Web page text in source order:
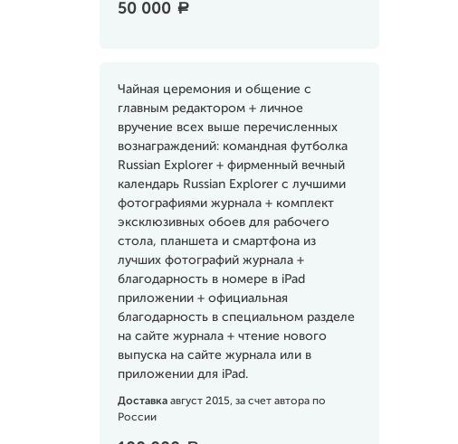
50 000 a
Чайная церемония и общение с
главным редактором + личное
вручение всех выше перечисленных
вознаграждений: командная футболка
Russian Explorer + фирменный вечный
календарь Russian Explorer с лучшими
фотографиями журнала + комплект
эксклюзивных обоев для рабочего
стола, планшета и смартфона из
лучших фотографий журнала +
благодарность в номере в iPad
приложении + официальная
благодарность в специальном разделе
на сайте журнала + чтение нового
выпуска на сайте журнала или в
приложении для iPad.
Доставка август 2015, за счет автора по
России